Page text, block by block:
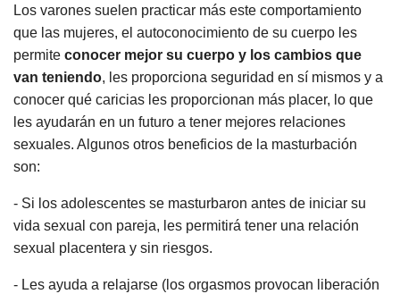
Los varones suelen practicar más este comportamiento
que las mujeres, el autoconocimiento de su cuerpo les
permite conocer mejor su cuerpo y los cambios que
van teniendo, les proporciona seguridad en sí mismos y a
conocer qué caricias les proporcionan más placer, lo que
les ayudarán en un futuro a tener mejores relaciones
sexuales. Algunos otros beneficios de la masturbación
son:
- Si los adolescentes se masturbaron antes de iniciar su
vida sexual con pareja, les permitirá tener una relación
sexual placentera y sin riesgos.
- Les ayuda a relajarse (los orgasmos provocan liberación